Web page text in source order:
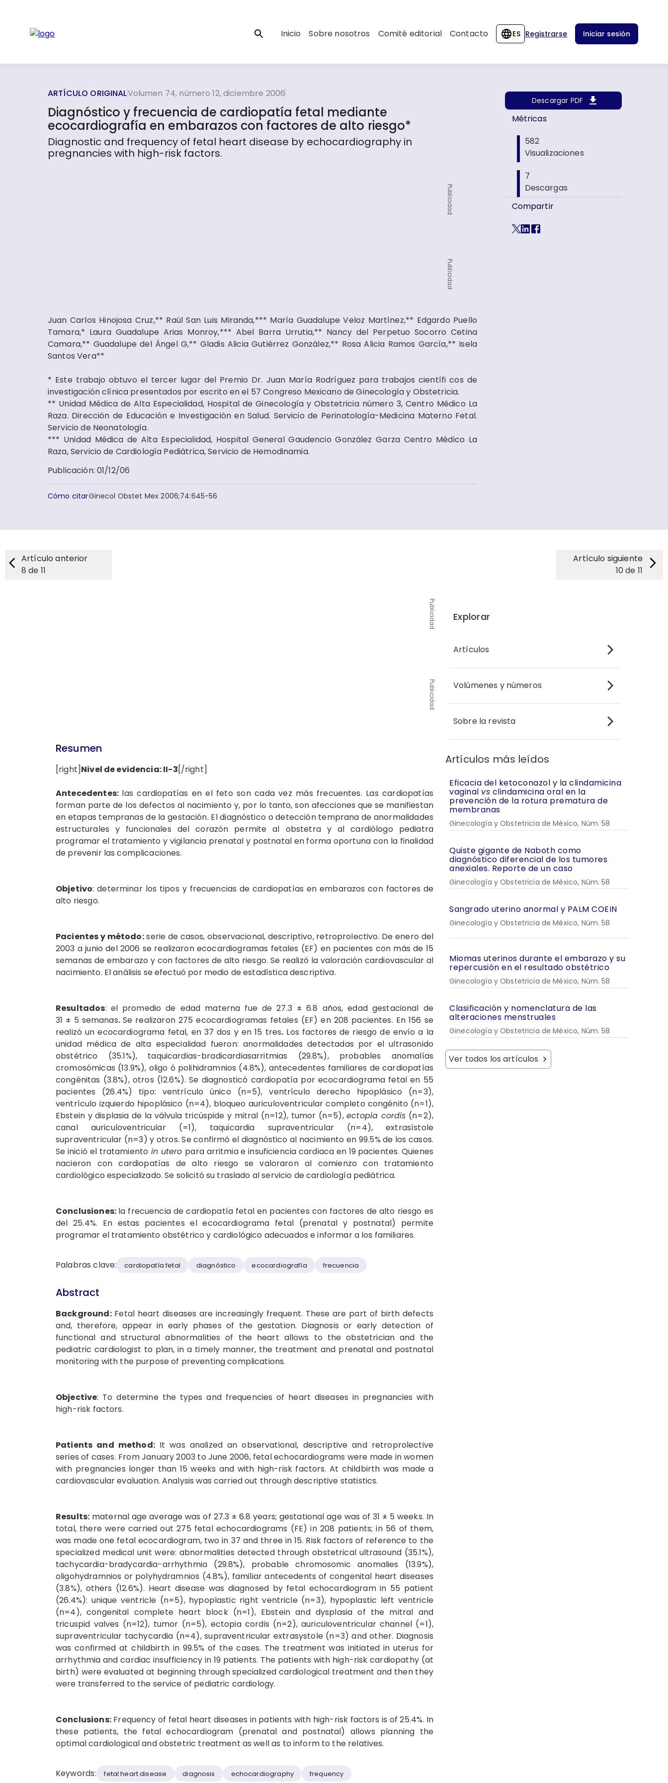
Inicio Sobre nosotros Comité editorial Contacto ES Registrarse Iniciar sesión
ARTÍCULO ORIGINALVolumen 74, número 12, diciembre 2006
Diagnóstico y frecuencia de cardiopatía fetal mediante
ecocardiografía en embarazos con factores de alto riesgo*
Diagnostic and frequency of fetal heart disease by echocardiography in
pregnancies with high-risk factors.
Publicidad
Publicidad
Juan Carlos Hinojosa Cruz,** Raúl San Luis Miranda,*** María Guadalupe Veloz Martínez,** Edgardo Puello
Tamara,* Laura Guadalupe Arias Monroy,*** Abel Barra Urrutia,** Nancy del Perpetuo Socorro Cetina
Camara,** Guadalupe del Ángel G,** Gladis Alicia Gutiérrez González,** Rosa Alicia Ramos García,** Isela
Santos Vera**
* Este trabajo obtuvo el tercer lugar del Premio Dr. Juan María Rodríguez para trabajos científi cos de
investigación clínica presentados por escrito en el 57 Congreso Mexicano de Ginecología y Obstetricia.
** Unidad Médica de Alta Especialidad, Hospital de Ginecología y Obstetricia número 3, Centro Médico La
Raza. Dirección de Educación e Investigación en Salud. Servicio de Perinatología-Medicina Materno Fetal.
Servicio de Neonatología.
*** Unidad Médica de Alta Especialidad, Hospital General Gaudencio González Garza Centro Médico La
Raza, Servicio de Cardiología Pediátrica, Servicio de Hemodinamia.
Publicación: 01/12/06
Cómo citarGinecol Obstet Mex 2006;74:645-56
Descargar PDF
Métricas
582
Visualizaciones
7
Descargas
Compartir
Artículo anterior
8 de 11
Artículo siguiente
10 de 11
Publicidad
Publicidad
Resumen
[right]Nivel de evidencia: II-3[/right]
Antecedentes: las cardiopatías en el feto son cada vez más frecuentes. Las cardiopatías
forman parte de los defectos al nacimiento y, por lo tanto, son afecciones que se manifiestan
en etapas tempranas de la gestación. El diagnóstico o detección temprana de anormalidades
estructurales y funcionales del corazón permite al obstetra y al cardiólogo pediatra
programar el tratamiento y vigilancia prenatal y postnatal en forma oportuna con la finalidad
de prevenir las complicaciones.
Objetivo: determinar los tipos y frecuencias de cardiopatías en embarazos con factores de
alto riesgo.
Pacientes y método:serie de casos, observacional, descriptivo, retroprolectivo. De enero del
2003 a junio del 2006 se realizaron ecocardiogramas fetales (EF) en pacientes con más de 15
semanas de embarazo y con factores de alto riesgo. Se realizó la valoración cardiovascular al
nacimiento. El análisis se efectuó por medio de estadística descriptiva.
Resultados: el promedio de edad materna fue de 27.3 ± 6.8 años, edad gestacional de
31 ± 5 semanas. Se realizaron 275 ecocardiogramas fetales (EF) en 208 pacientes. En 156 se
realizó un ecocardiograma fetal, en 37 dos y en 15 tres. Los factores de riesgo de envío a la
unidad médica de alta especialidad fueron: anormalidades detectadas por el ultrasonido
obstétrico (35.1%), taquicardias-bradicardiasarritmias (29.8%), probables anomalías
cromosómicas (13.9%), oligo ó polihidramnios (4.8%), antecedentes familiares de cardiopatías
congénitas (3.8%), otros (12.6%). Se diagnosticó cardiopatía por ecocardiograma fetal en 55
pacientes (26.4%) tipo: ventrículo único (n=5), ventrículo derecho hipoplásico (n=3),
ventrículo izquierdo hipoplásico (n=4), bloqueo auriculoventricular completo congénito (n=1),
Ebstein y displasia de la válvula tricúspide y mitral (n=12), tumor (n=5),ectopia cordis (n=2),
canal auriculoventricular (=1), taquicardia supraventricular (n=4), extrasístole
supraventricular (n=3) y otros. Se confirmó el diagnóstico al nacimiento en 99.5% de los casos.
Se inició el tratamiento in utero para arritmia e insuficiencia cardiaca en 19 pacientes. Quienes
nacieron con cardiopatías de alto riesgo se valoraron al comienzo con tratamiento
cardiológico especializado. Se solicitó su traslado al servicio de cardiología pediátrica.
Conclusiones: la frecuencia de cardiopatía fetal en pacientes con factores de alto riesgo es
del 25.4%. En estas pacientes el ecocardiograma fetal (prenatal y postnatal) permite
programar el tratamiento obstétrico y cardiológico adecuados e informar a los familiares.
Palabras clave: cardiopatía fetal diagnóstico ecocardiografía frecuencia
Abstract
Background:Fetal heart diseases are increasingly frequent. These are part of birth defects
and, therefore, appear in early phases of the gestation. Diagnosis or early detection of
functional and structural abnormalities of the heart allows to the obstetrician and the
pediatric cardiologist to plan, in a timely manner, the treatment and prenatal and postnatal
monitoring with the purpose of preventing complications.
Objective: To determine the types and frequencies of heart diseases in pregnancies with
high-risk factors.
Patients and method:It was analized an observational, descriptive and retroprolective
series of cases. From January 2003 to June 2006, fetal echocardiograms were made in women
with pregnancies longer than 15 weeks and with high-risk factors. At childbirth was made a
cardiovascular evaluation. Analysis was carried out through descriptive statistics.
Results: maternal age average was of 27.3 ± 6.8 years; gestational age was of 31 ± 5 weeks. In
total, there were carried out 275 fetal echocardiograms (FE) in 208 patients; in 56 of them,
was made one fetal ecocardiogram, two in 37 and three in 15. Risk factors of reference to the
specialized medical unit were: abnormalities detected through obstetrical ultrasound (35.1%),
tachycardia-bradycardia-arrhythmia (29.8%), probable chromosomic anomalies (13.9%),
oligohydramnios or polyhydramnios (4.8%), familiar antecedents of congenital heart diseases
(3.8%), others (12.6%). Heart disease was diagnosed by fetal echocardiogram in 55 patient
(26.4%): unique ventricle (n=5), hypoplastic right ventricle (n=3), hypoplastic left ventricle
(n=4), congenital complete heart block (n=1), Ebstein and dysplasia of the mitral and
tricuspid valves (n=12), tumor (n=5), ectopia cordis (n=2), auriculoventricular channel (=1),
supraventricular tachycardia (n=4), supraventricular extrasystole (n=3) and other. Diagnosis
was confirmed at childbirth in 99.5% of the cases. The treatment was initiated in uterus for
arrhythmia and cardiac insufficiency in 19 patients. The patients with high-risk cardiopathy (at
birth) were evaluated at beginning through specialized cardiological treatment and then they
were transferred to the service of pediatric cardiology.
Conclusions:Frequency of fetal heart diseases in patients with high-risk factors is of 25.4%. In
these patients, the fetal echocardiogram (prenatal and postnatal) allows planning the
optimal cardiological and obstetric treatment as well as to inform to the relatives.
Keywords: fetal heart disease diagnosis echocardiography frequency
Explorar
Artículos
Volúmenes y números
Sobre la revista
Artículos más leídos
Eficacia del ketoconazol y la clindamicina
vaginal vs clindamicina oral en la
prevención de la rotura prematura de
membranas
Ginecología y Obstetricia de México, Núm. 58
Quiste gigante de Naboth como
diagnóstico diferencial de los tumores
anexiales. Reporte de un caso
Ginecología y Obstetricia de México, Núm. 58
Sangrado uterino anormal y PALM COEIN
Ginecología y Obstetricia de México, Núm. 58
Miomas uterinos durante el embarazo y su
repercusión en el resultado obstétrico
Ginecología y Obstetricia de México, Núm. 58
Clasificación y nomenclatura de las
alteraciones menstruales
Ginecología y Obstetricia de México, Núm. 58
Ver todos los artículos